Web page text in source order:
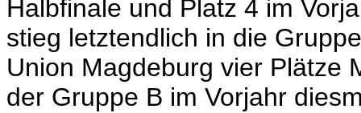
Halbfinale und Platz 4 im
stieg letztendlich in die
Union Magdeburg vier Plätze
der Gruppe B im Vorjahr